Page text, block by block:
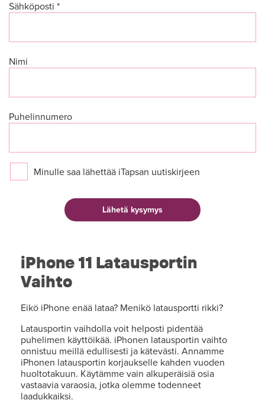
Sähköposti *
Nimi
Puhelinnumero
Minulle saa lähettää iTapsan uutiskirjeen
iPhone 11 Latausportin
Vaihto
Eikö iPhone enää lataa? Menikö latausportti rikki?
Latausportin vaihdolla voit helposti pidentää
puhelimen käyttöikää. iPhonen latausportin vaihto
onnistuu meillä edullisesti ja kätevästi. Annamme
iPhonen latausportin korjaukselle kahden vuoden
huoltotakuun. Käytämme vain alkuperäisiä osia
vastaavia varaosia, jotka olemme todenneet
laadukkaiksi.